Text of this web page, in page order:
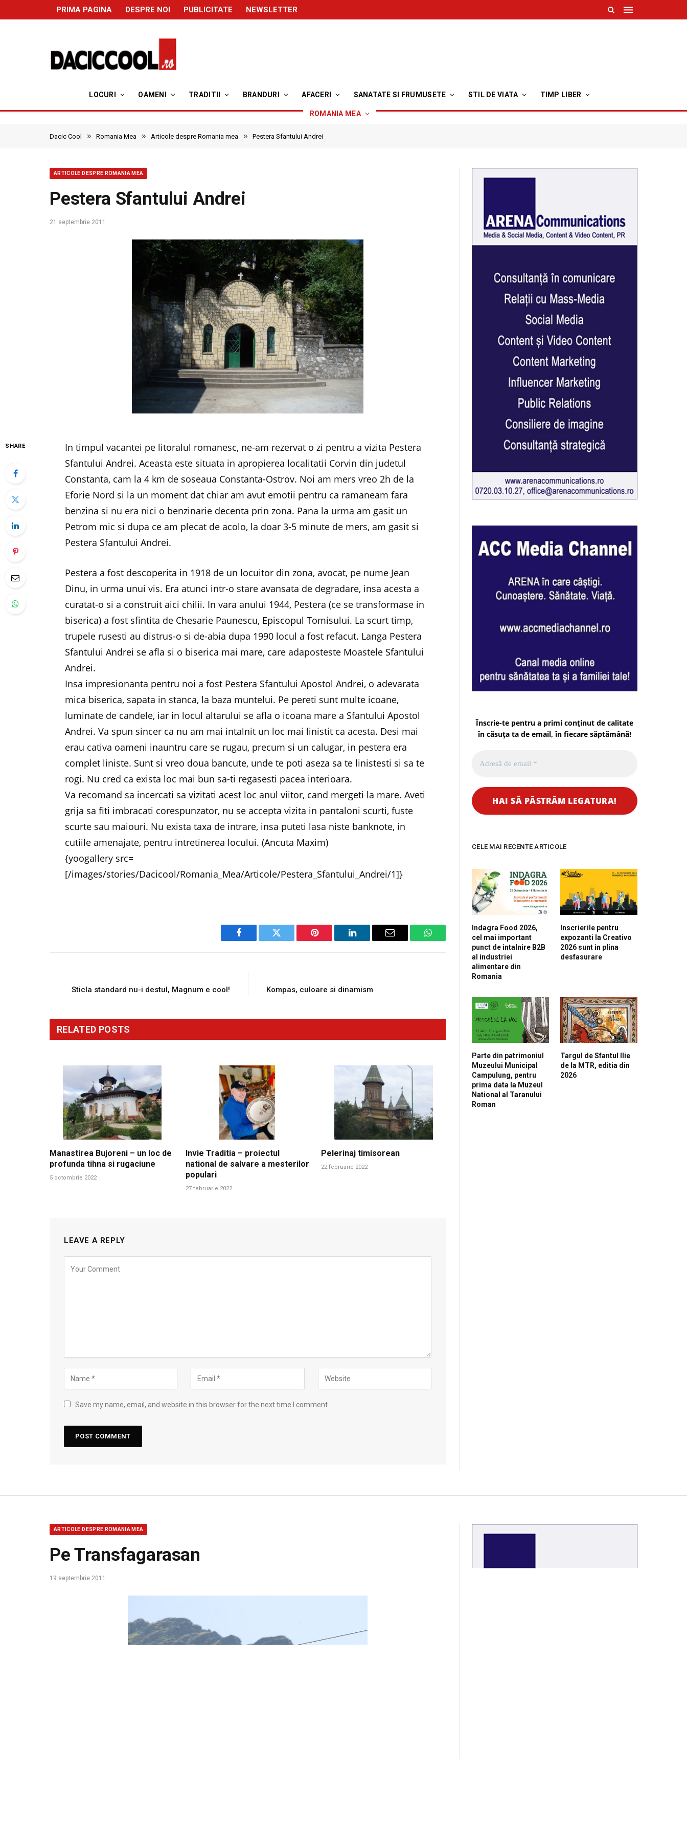
PRIMA PAGINA DESPRE NOI PUBLICITATE NEWSLETTER
LOCURI OAMENI TRADITII BRANDURI AFACERI SANATATE SI FRUMUSETE STIL DE VIATA TIMP LIBER
ROMANIA MEA
Dacic Cool » Romania Mea » Articole despre Romania mea » Pestera Sfantului Andrei
ARTICOLE DESPRE ROMANIA MEA
Pestera Sfantului Andrei
21 septembrie 2011
SHARE
In timpul vacantei pe litoralul romanesc, ne-am rezervat o zi pentru a vizita Pestera
Sfantului Andrei. Aceasta este situata in apropierea localitatii Corvin din judetul
Constanta, cam la 4 km de soseaua Constanta-Ostrov. Noi am mers vreo 2h de la
Eforie Nord si la un moment dat chiar am avut emotii pentru ca ramaneam fara
benzina si nu era nici o benzinarie decenta prin zona. Pana la urma am gasit un
Petrom mic si dupa ce am plecat de acolo, la doar 3-5 minute de mers, am gasit si
Pestera Sfantului Andrei.
Pestera a fost descoperita in 1918 de un locuitor din zona, avocat, pe nume Jean
Dinu, in urma unui vis. Era atunci intr-o stare avansata de degradare, insa acesta a
curatat-o si a construit aici chilii. In vara anului 1944, Pestera (ce se transformase in
biserica) a fost sfintita de Chesarie Paunescu, Episcopul Tomisului. La scurt timp,
trupele rusesti au distrus-o si de-abia dupa 1990 locul a fost refacut. Langa Pestera
Sfantului Andrei se afla si o biserica mai mare, care adaposteste Moastele Sfantului
Andrei.
Insa impresionanta pentru noi a fost Pestera Sfantului Apostol Andrei, o adevarata
mica biserica, sapata in stanca, la baza muntelui. Pe pereti sunt multe icoane,
luminate de candele, iar in locul altarului se afla o icoana mare a Sfantului Apostol
Andrei. Va spun sincer ca nu am mai intalnit un loc mai linistit ca acesta. Desi mai
erau cativa oameni inauntru care se rugau, precum si un calugar, in pestera era
complet liniste. Sunt si vreo doua bancute, unde te poti aseza sa te linistesti si sa te
rogi. Nu cred ca exista loc mai bun sa-ti regasesti pacea interioara.
Va recomand sa incercati sa vizitati acest loc anul viitor, cand mergeti la mare. Aveti
grija sa fiti imbracati corespunzator, nu se accepta vizita in pantaloni scurti, fuste
scurte sau maiouri. Nu exista taxa de intrare, insa puteti lasa niste banknote, in
cutiile amenajate, pentru intretinerea locului. (Ancuta Maxim)
{yoogallery src=
[/images/stories/Dacicool/Romania_Mea/Articole/Pestera_Sfantului_Andrei/1]}
Facebook Twitter Pinterest LinkedIn Email WhatsApp
Sticla standard nu-i destul, Magnum e cool! Kompas, culoare si dinamism
RELATED POSTS
Manastirea Bujoreni – un loc de
profunda tihna si rugaciune
5 octombrie 2022
Invie Traditia – proiectul
national de salvare a mesterilor
populari
27 februarie 2022
Pelerinaj timisorean
22 februarie 2022
LEAVE A REPLY
Save my name, email, and website in this browser for the next time I comment.
Înscrie-te pentru a primi conținut de calitate
în căsuța ta de email, în fiecare săptămână!
CELE MAI RECENTE ARTICOLE
Indagra Food 2026,
cel mai important
punct de intalnire B2B
al industriei
alimentare din
Romania
Inscrierile pentru
expozanti la Creativo
2026 sunt in plina
desfasurare
Parte din patrimoniul
Muzeului Municipal
Campulung, pentru
prima data la Muzeul
National al Taranului
Roman
Targul de Sfantul Ilie
de la MTR, editia din
2026
ARTICOLE DESPRE ROMANIA MEA
Pe Transfagarasan
19 septembrie 2011